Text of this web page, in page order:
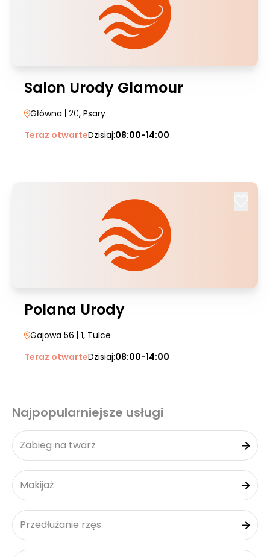
Salon Urody Glamour
Główna | 20, Psary
Teraz otwarteDzisiaj:08:00-14:00
Polana Urody
Gajowa 56 | 1, Tulce
Teraz otwarteDzisiaj:08:00-14:00
Najpopularniejsze usługi
Zabieg na twarz
Makijaż
Przedłużanie rzęs